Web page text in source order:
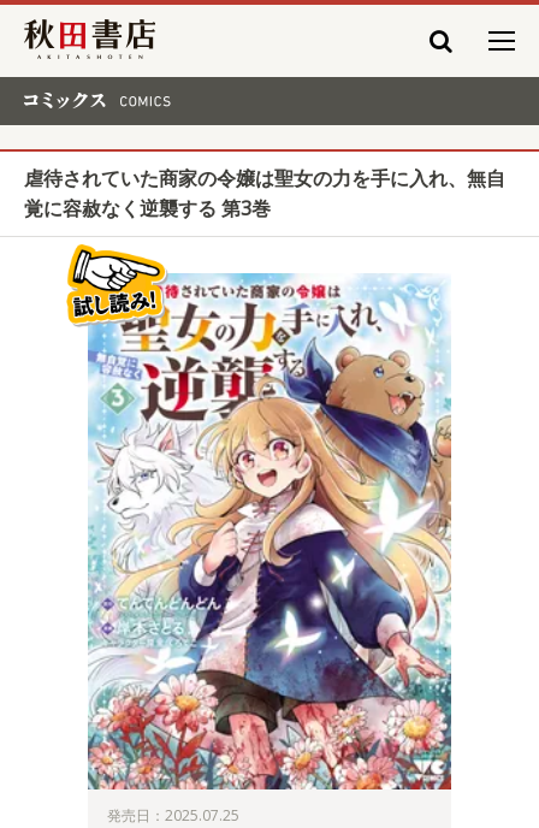
秋田書店
虐待されていた商家の令嬢は聖女の力を手に入れ、無自
覚に容赦なく逆襲する 第3巻
発売日：2025.07.25